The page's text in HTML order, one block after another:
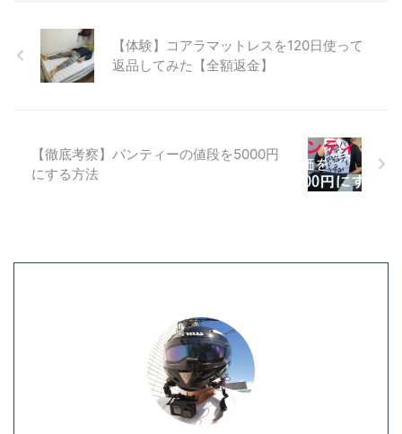
【体験】コアラマットレスを120日使って
返品してみた【全額返金】
【徹底考察】パンティーの値段を5000円
にする方法